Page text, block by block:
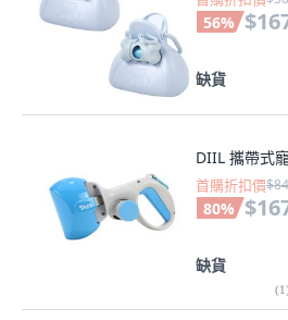
56%
缺貨
DIIL 攜帶式
首購折扣價
80%
缺貨
(1)